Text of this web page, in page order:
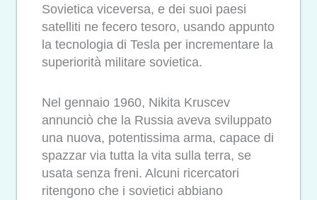
Sovietica viceversa, e dei suoi paesi
satelliti ne fecero tesoro, usando appunto
la tecnologia di Tesla per incrementare la
superiorità militare sovietica.
Nel gennaio 1960, Nikita Kruscev
annunciò che la Russia aveva sviluppato
una nuova, potentissima arma, capace di
spazzar via tutta la vita sulla terra, se
usata senza freni. Alcuni ricercatori
ritengono che i sovietici abbiano